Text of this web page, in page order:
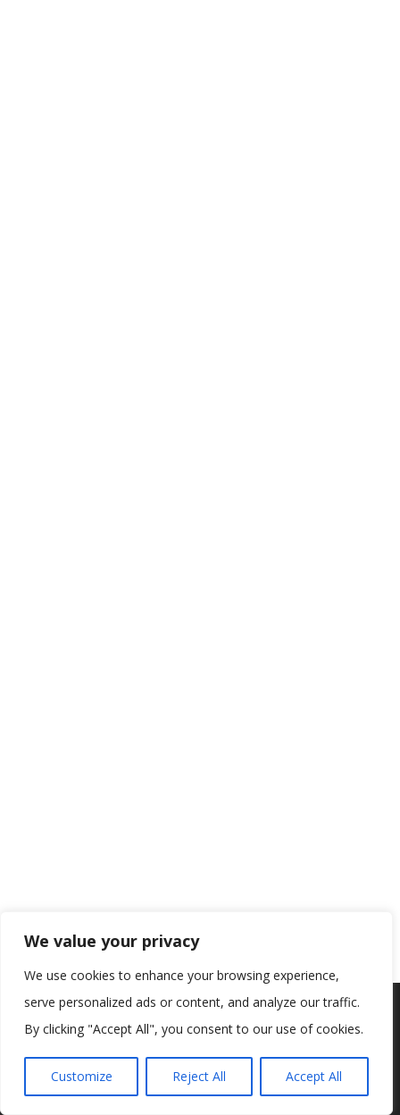
We value your privacy
We use cookies to enhance your browsing experience,
serve personalized ads or content, and analyze our traffic.
By clicking "Accept All", you consent to our use of cookies.
Customize Reject All Accept All
Koristimo kolačiće kako bismo vam pružili najbolje iskustvo na
našoj web stranici.
Informacije o kolačićima koje koristimo ili opcije za
Prihvaćam